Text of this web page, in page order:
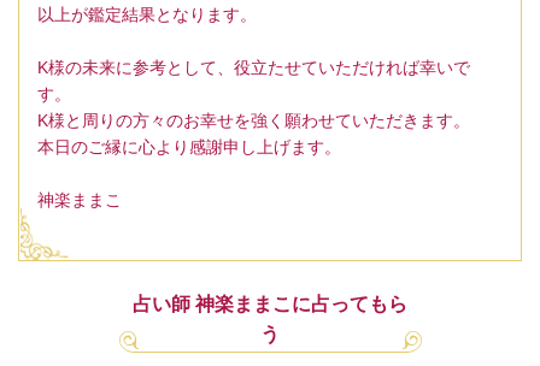
以上が鑑定結果となります。
K様の未来に参考として、役立たせていただければ幸いで
す。
K様と周りの方々のお幸せを強く願わせていただきます。
本日のご縁に心より感謝申し上げます。
神楽ままこ
占い師 神楽ままこに占ってもら
う